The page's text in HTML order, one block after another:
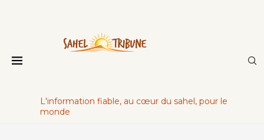
L'information fiable, au cœur du sahel, pour le
monde